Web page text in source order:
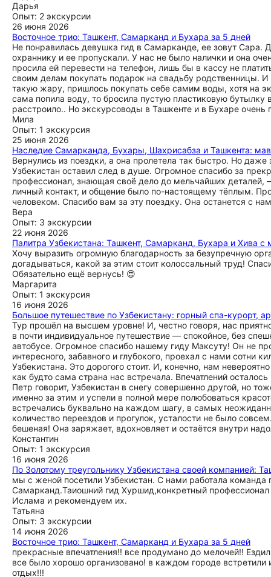
Дарья
Опыт: 2 экскурсии
26 июня 2026
Восточное трио: Ташкент, Самарканд и Бухара за 5 дней
Не понравилась девушка гид в Самарканде, ее зовут Сара.
охраннику и ее пропускали. У нас не было налички и она
просила ей перевести на телефон, лишь бы в кассу не
своим делам покупать подарок на свадьбу родственницы.
такую жару, пришлось покупать себе самим воды, хотя на
сама попила воду, то бросила пустую пластиковую
расстроило.. Но экскурсоводы в Ташкенте и в Бухаре
Мила
Опыт: 1 экскурсия
25 июня 2026
Наследие Самарканда, Бухары, Шахрисабза и Ташкента:
Вернулись из поездки, а она пролетела так быстро. Но даже
Узбекистан оставил след в душе. Огромное спасибо за
профессионал, знающая своё дело до мельчайших
личный контакт, и общение было по-настоящему тёплым.
человеком. Спасибо вам за эту поездку. Она останется с
Вера
Опыт: 3 экскурсии
22 июня 2026
Палитра Узбекистана: Ташкент, Самарканд, Бухара и Хива с
Хочу выразить огромную благодарность за безупречную
догадываться, какой за этим стоит колоссальный труд!
Обязательно ещё вернусь! 😍
Маргарита
Опыт: 1 экскурсия
16 июня 2026
Большое путешествие по Узбекистану: горный спа-курорт,
Тур прошёл на высшем уровне! И, честно говоря, нас
в почти индивидуальное путешествие — спокойное, без
автобусе. Огромное спасибо нашему гиду Максуту! Он не
интересного, забавного и глубокого, проехал с нами
Узбекистана. Это дорогого стоит. И, конечно, нам
как будто сама страна нас встречала. Впечатлений
Петр говорит, Узбекистан в снегу совершенно другой, но
именно за этим и успели в полной мере полюбоваться
встречались буквально на каждом шагу, в самых
количество переездов и прогулок, усталости не было
бешеная! Она заряжает, вдохновляет и остаётся внутри
Константин
Опыт: 1 экскурсия
16 июня 2026
По Золотому треугольнику Узбекистана своей компанией:
мы с женой посетили Узбекистан. С нами работала
Самарканд.Таиошний гид Хуршид,конкретный
Ислама и рекомендуем их.
Татьяна
Опыт: 3 экскурсии
14 июня 2026
Восточное трио: Ташкент, Самарканд и Бухара за 5 дней
прекрасные впечатления!! все продумано до мелочей!!
все было хорошо организовано! в каждом городе
отдых!!!